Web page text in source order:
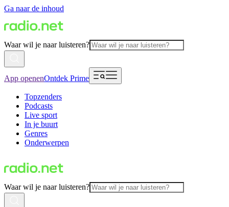
Ga naar de inhoud
Waar wil je naar luisteren?
App openenOntdek Prime
Topzenders
Podcasts
Live sport
In je buurt
Genres
Onderwerpen
Waar wil je naar luisteren?